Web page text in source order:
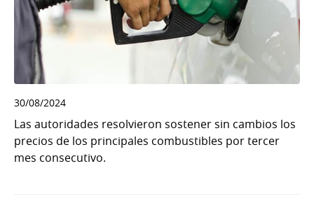
30/08/2024
Las autoridades resolvieron sostener sin cambios los
precios de los principales combustibles por tercer
mes consecutivo.